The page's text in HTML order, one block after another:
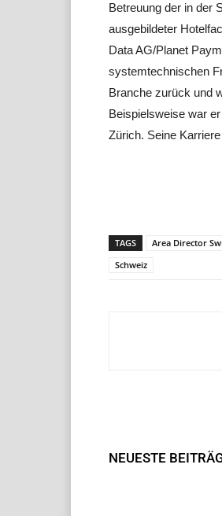
Betreuung der in der
ausgebildeter
Data AG/Planet
systemtechnischen
Branche zurück und
Beispielsweise war
Zürich. Seine
TAGS Area Director
Schweiz
NEUESTE